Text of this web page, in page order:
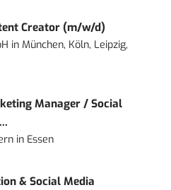
Creator (m/w/d)
inMünchen, Köln, Leipzig,
Manager / Social
in Essen
& Social Media